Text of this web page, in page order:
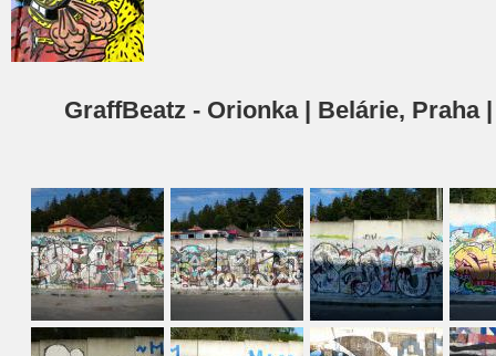
GraffBeatz - Orionka | Belárie, Praha